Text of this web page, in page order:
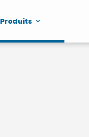
Produits